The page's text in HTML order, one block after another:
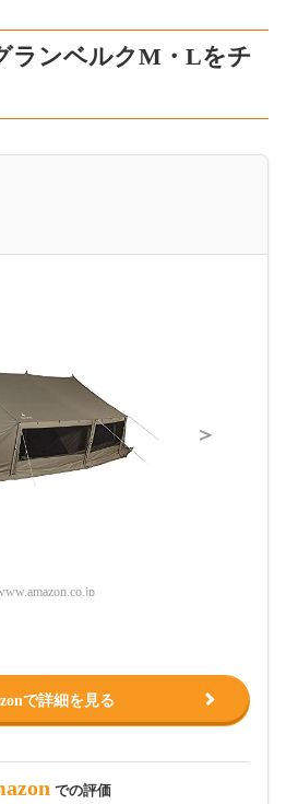
ランベルクM・Lをチ
＞
で詳細を見る
での評価